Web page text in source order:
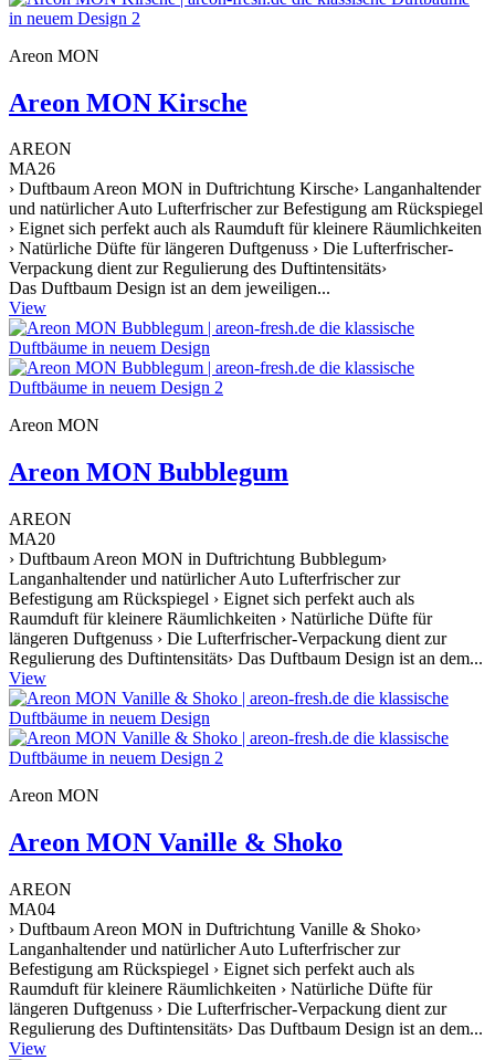
Areon MON
Areon MON Kirsche
AREON
MA26
› Duftbaum Areon MON in Duftrichtung Kirsche› Langanhaltender
und natürlicher Auto Lufterfrischer zur Befestigung am Rückspiegel
› Eignet sich perfekt auch als Raumduft für kleinere Räumlichkeiten
› Natürliche Düfte für längeren Duftgenuss › Die Lufterfrischer-
Verpackung dient zur Regulierung des Duftintensitäts›
Das Duftbaum Design ist an dem jeweiligen...
View
Areon MON
Areon MON Bubblegum
AREON
MA20
› Duftbaum Areon MON in Duftrichtung Bubblegum›
Langanhaltender und natürlicher Auto Lufterfrischer zur
Befestigung am Rückspiegel › Eignet sich perfekt auch als
Raumduft für kleinere Räumlichkeiten › Natürliche Düfte für
längeren Duftgenuss › Die Lufterfrischer-Verpackung dient zur
Regulierung des Duftintensitäts› Das Duftbaum Design ist an dem...
View
Areon MON
Areon MON Vanille & Shoko
AREON
MA04
› Duftbaum Areon MON in Duftrichtung Vanille & Shoko›
Langanhaltender und natürlicher Auto Lufterfrischer zur
Befestigung am Rückspiegel › Eignet sich perfekt auch als
Raumduft für kleinere Räumlichkeiten › Natürliche Düfte für
längeren Duftgenuss › Die Lufterfrischer-Verpackung dient zur
Regulierung des Duftintensitäts› Das Duftbaum Design ist an dem...
View